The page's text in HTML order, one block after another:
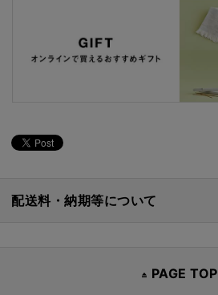
配送料・納期等について
PAGE TOP